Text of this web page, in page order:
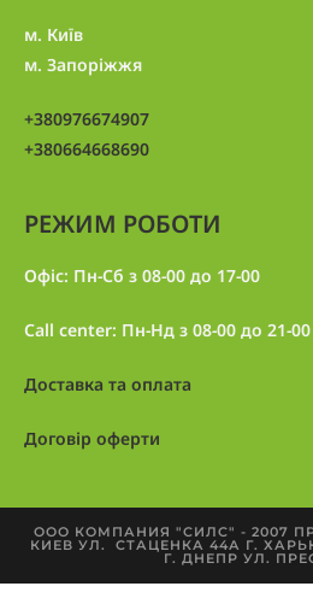
м. Київ
м. Запоріжжя
+380976674907
+380664668690
РЕЖИМ РОБОТИ
Офіс: Пн-Сб з 08-00 до 17-00
Call center: Пн-Нд з 08-00 до 21-00
Доставка та оплата
Договір оферти
ООО КОМПАНИЯ "СИЛС" - 2007
КИЕВ УЛ. СТАЦЕНКА 44А Г.
Г. ДНЕПР УЛ.